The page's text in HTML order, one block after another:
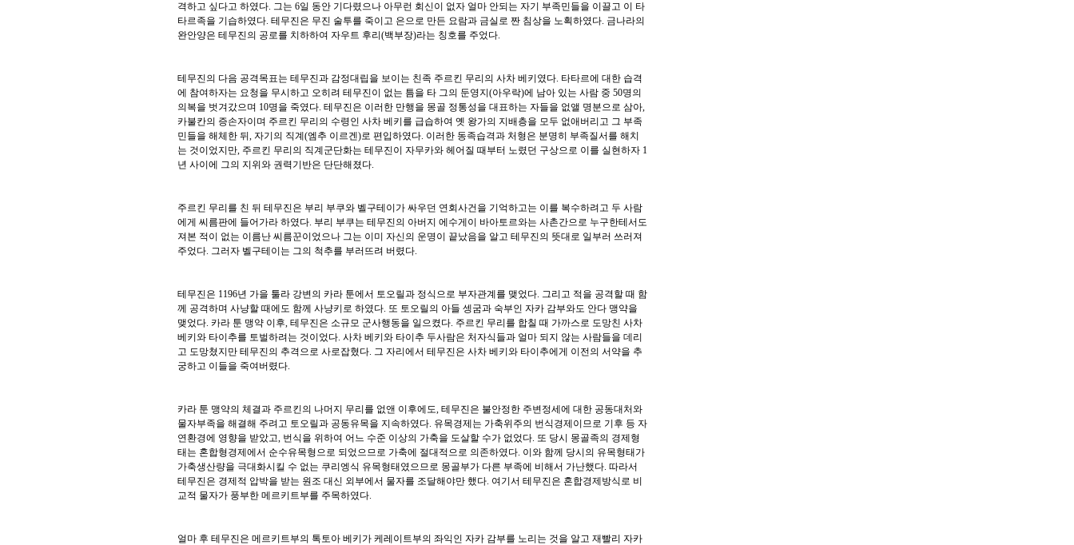
격하고 싶다고 하였다. 그는 6일 동안 기다렸으나 아무런 회신이 없자 얼마 안되는 자기 부족민들을 이끌고 이 타
타르족을 기습하였다. 테무진은 무진 술투를 죽이고 은으로 만든 요람과 금실로 짠 침상을 노획하였다. 금나라의
완안양은 테무진의 공로를 치하하여 자우트 후리 (백부장)라는 칭호를 주었다.
테무진의 다음 공격목표는 테무진과 감정대립을 보이는 친족 주르킨 무리의 사차 베키였다. 타타르에 대한 습격
에 참여하자는 요청을 무시하고 오히려 테무진이 없는 틈을 타 그의 둔영지 (아우락)에 남아 있는 사람 중 50명의
의복을 벗겨갔으며 10명을 죽였다. 테무진은 이러한 만행을 몽골 정통성을 대표하는 자들을 없앨 명분으로 삼아,
카불칸의 증손자이며 주르킨 무리의 수령인 사차 베키를 급습하여 옛 왕가의 지배층을 모두 없애버리고 그 부족
민들을 해체한 뒤, 자기의 직계 (엠추 이르겐)로 편입하였다. 이러한 동족습격과 처형은 분명히 부족질서를 해치
는 것이었지만, 주르킨 무리의 직계군단화는 테무진이 자무카와 헤어질 때부터 노렸던 구상으로 이를 실현하자1
년 사이에 그의 지위와 권력기반은 단단해졌다.
주르킨 무리를 친 뒤 테무진은 부리 부쿠와 벨구테이가 싸우던 연회사건을 기억하고는 이를 복수하려고 두 사람
에게 씨름판에 들어가라 하였다. 부리 부쿠는 테무진의 아버지 에수게이 바아토르와는 사촌간으로 누구한테서도
져본 적이 없는 이름난 씨름꾼이었으나 그는 이미 자신의 운명이 끝났음을 알고 테무진의 뜻대로 일부러 쓰러져
주었다. 그러자 벨구테이는 그의 척추를 부러뜨려 버렸다.
테무진은 1196년 가을 툴라 강변의 카라 툰에서 토오릴과 정식으로 부자관계를 맺었다. 그리고 적을 공격할 때 함
께 공격하며 사냥할 때에도 함께 사냥키로 하였다. 또 토오릴의 아들 셍굼과 숙부인 자카 감부와도 안다 맹약을
맺었다. 카라 툰 맹약 이후, 테무진은 소규모 군사행동을 일으켰다. 주르킨 무리를 합칠 때 가까스로 도망친 사차
베키와 타이추를 토벌하려는 것이었다. 사차 베키와 타이추 두사람은 처자식들과 얼마 되지 않는 사람들을 데리
고 도망쳤지만 테무진의 추격으로 사로잡혔다. 그 자리에서 테무진은 사차 베키와 타이추에게 이전의 서약을 추
궁하고 이들을 죽여버렸다.
카라 툰 맹약의 체결과 주르킨의 나머지 무리를 없앤 이후에도, 테무진은 불안정한 주변정세에 대한 공동대처와
물자부족을 해결해 주려고 토오릴과 공동유목을 지속하였다. 유목경제는 가축위주의 번식경제이므로 기후 등 자
연환경에 영향을 받았고, 번식을 위하여 어느 수준 이상의 가축을 도살할 수가 없었다. 또 당시 몽골족의 경제형
태는 혼합형경제에서 순수유목형으로 되었으므로 가축에 절대적으로 의존하였다. 이와 함께 당시의 유목형태가
가축생산량을 극대화시킬 수 없는 쿠리엥식 유목형태였으므로 몽골부가 다른 부족에 비해서 가난했다. 따라서
테무진은 경제적 압박을 받는 원조 대신 외부에서 물자를 조달해야만 했다. 여기서 테무진은 혼합경제방식로 비
교적 물자가 풍부한 메르키트부를 주목하였다.
얼마 후 테무진은 메르키트부의 톡토아 베키가 케레이트부의 좌익인 자카 감부를 노리는 것을 알고 재빨리 자카